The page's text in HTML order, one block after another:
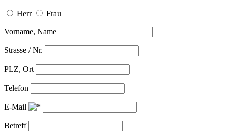
Herr| Frau
Vorname, Name
Strasse / Nr.
PLZ, Ort
Telefon
E-Mail
Betreff